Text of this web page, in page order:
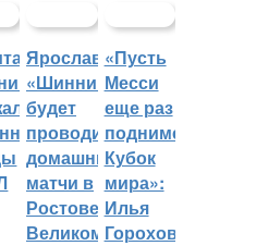
Ярославский
«Шинник»
будет
проводить
домашние
матчи в
Ростове
Великом
«Пусть
Месси
еще раз
поднимет
Кубок
мира»:
Илья
Горохов